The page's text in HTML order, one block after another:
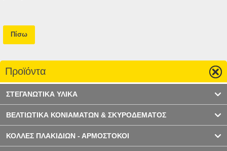
Πίσω
Προϊόντα
ΣΤΕΓΑΝΩΤΙΚΑ ΥΛΙΚΑ
ΒΕΛΤΙΩΤΙΚΑ ΚΟΝΙΑΜΑΤΩΝ & ΣΚΥΡΟΔΕΜΑΤΟΣ
ΚΟΛΛΕΣ ΠΛΑΚΙΔΙΩΝ - ΑΡΜΟΣΤΟΚΟΙ